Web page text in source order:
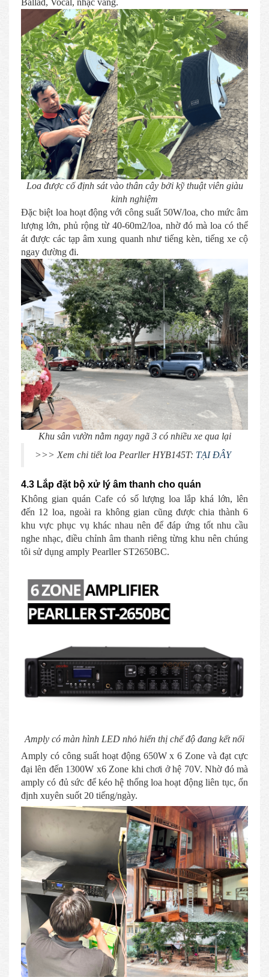
Loa được cố định sát vào thân cây bởi kỹ thuật viên giàu
kinh nghiệm
Đặc biệt loa hoạt động với công suất 50W/loa, cho mức âm
lượng lớn, phủ rộng từ 40-60m2/loa, nhờ đó mà loa có thể
át được các tạp âm xung quanh như tiếng kèn, tiếng xe cộ
ngay đường đi.
Khu sân vườn nằm ngay ngã 3 có nhiều xe qua lại
>>> Xem chi tiết loa Pearller HYB145T: TẠI ĐÂY
4.3 Lắp đặt bộ xử lý âm thanh cho quán
Không gian quán Cafe có số lượng loa lắp khá lớn, lên
đến 12 loa, ngoài ra không gian cũng được chia thành 6
khu vực phục vụ khác nhau nên để đáp ứng tốt nhu cầu
nghe nhạc, điều chỉnh âm thanh riêng từng khu nên chúng
tôi sử dụng amply Pearller ST2650BC.
Amply có màn hình LED nhỏ hiển thị chế độ đang kết nối
Amply có công suất hoạt động 650W x 6 Zone và đạt cực
đại lên đến 1300W x6 Zone khi chơi ở hệ 70V. Nhờ đó mà
amply có đủ sức để kéo hệ thống loa hoạt động liên tục, ổn
định xuyên suốt 20 tiếng/ngày.